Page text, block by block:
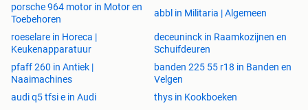
porsche 964 motor in Motor en
Toebehoren
abbl in Militaria | Algemeen
roeselare in Horeca |
Keukenapparatuur
deceuninck in Raamkozijnen en
Schuifdeuren
pfaff 260 in Antiek |
Naaimachines
banden 225 55 r18 in Banden en
Velgen
audi q5 tfsi e in Audi
thys in Kookboeken